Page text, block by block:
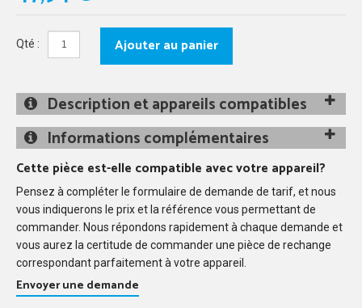
Qté : Ajouter au panier
Description et appareils compatibles
Informations complémentaires
Cette pièce est-elle compatible avec votre appareil?
Pensez à compléter le formulaire de demande de tarif, et nous
vous indiquerons le prix et la référence vous permettant de
commander. Nous répondons rapidement à chaque demande et
vous aurez la certitude de commander une pièce de rechange
correspondant parfaitement à votre appareil.
Envoyer une demande